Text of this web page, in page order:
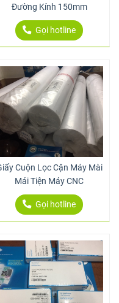
Đường Kính 150mm
Gọi hotline
Cuộn Lọc Cặn Máy Mài
Mái Tiện Máy CNC
Gọi hotline